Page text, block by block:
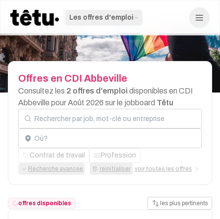
Les offres d'emploi
Offres en CDI Abbeville
Consultez les 2 offres d'emploi disponibles en CDI
Abbeville pour Août 2026 sur le jobboard Têtu
Rechercher par job, mot-clé ou entreprise
Localisation
Contrat de travail Profession
Recherche avancée réinitialiser voir toutes les offres
offres disponibles les plus pertinents